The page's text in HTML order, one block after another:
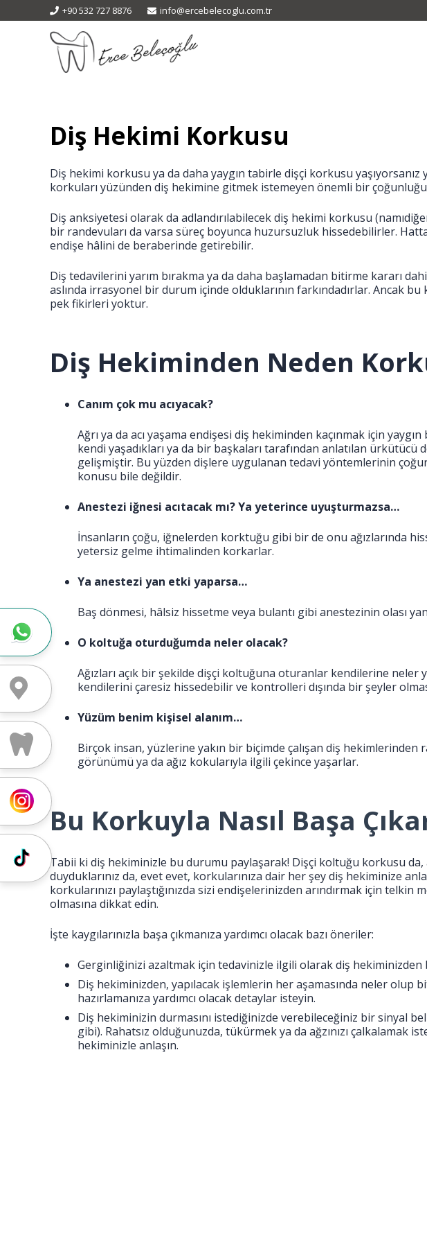
Randevu için Whatsapp
Yol Tarifi
Tedavi Ücretleri
Instagram
Tiktok
+90 532 727 8876 info@ercebelecoglu.com.tr
Diş Hekimi Korkusu
Diş hekimi korkusu ya da daha yaygın tabirle dişçi korkusu yaşıyorsanız
korkuları yüzünden diş hekimine gitmek istemeyen önemli bir
Diş anksiyetesi olarak da adlandırılabilecek diş hekimi korkusu
bir randevuları da varsa süreç boyunca huzursuzluk hissedebilirler.
endişe hâlini de beraberinde getirebilir.
Diş tedavilerini yarım bırakma ya da daha başlamadan bitirme kararı
aslında irrasyonel bir durum içinde olduklarının farkındadırlar. Ancak bu
pek fikirleri yoktur.
Diş Hekiminden Neden
Canım çok mu acıyacak?
Ağrı ya da acı yaşama endişesi diş hekiminden kaçınmak için
kendi yaşadıkları ya da bir başkaları tarafından anlatılan ürkütücü
gelişmiştir. Bu yüzden dişlere uygulanan tedavi yöntemlerinin
konusu bile değildir.
Anestezi iğnesi acıtacak mı? Ya yeterince uyuşturmazsa…
İnsanların çoğu, iğnelerden korktuğu gibi bir de onu ağızlarında
yetersiz gelme ihtimalinden korkarlar.
Ya anestezi yan etki yaparsa…
Baş dönmesi, hâlsiz hissetme veya bulantı gibi anestezinin olası
O koltuğa oturduğumda neler olacak?
Ağızları açık bir şekilde dişçi koltuğuna oturanlar kendilerine neler
kendilerini çaresiz hissedebilir ve kontrolleri dışında bir şeyler
Yüzüm benim kişisel alanım…
Birçok insan, yüzlerine yakın bir biçimde çalışan diş hekimlerinden
görünümü ya da ağız kokularıyla ilgili çekince yaşarlar.
Bu Korkuyla Nasıl Başa
Tabii ki diş hekiminizle bu durumu paylaşarak! Dişçi koltuğu korkusu da,
duyduklarınız da, evet evet, korkularınıza dair her şey diş hekiminize
korkularınızı paylaştığınızda sizi endişelerinizden arındırmak için
olmasına dikkat edin.
İşte kaygılarınızla başa çıkmanıza yardımcı olacak bazı öneriler:
Gerginliğinizi azaltmak için tedavinizle ilgili olarak diş hekiminizden
Diş hekiminizden, yapılacak işlemlerin her aşamasında neler olup
hazırlamanıza yardımcı olacak detaylar isteyin.
Diş hekiminizin durmasını istediğinizde verebileceğiniz bir sinyal
gibi). Rahatsız olduğunuzda, tükürmek ya da ağzınızı çalkalamak
hekiminizle anlaşın.